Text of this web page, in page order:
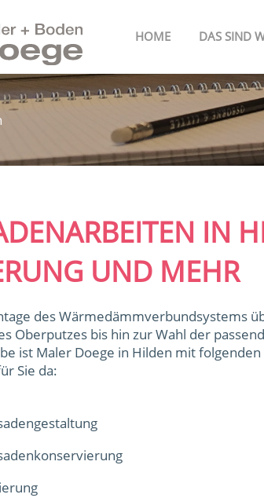
HOME DAS SIND
IN
UND MEHR
des Wärmedämmverbundsystems
Oberputzes bis hin zur Wahl der
ist Maler Doege in Hilden mit folgenden
Sie da: